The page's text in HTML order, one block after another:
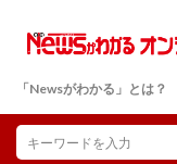
「Newsがわかる」とは？